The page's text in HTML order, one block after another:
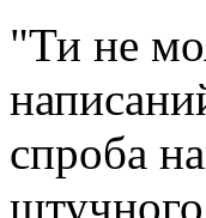
"Ти не
спроба
штучного